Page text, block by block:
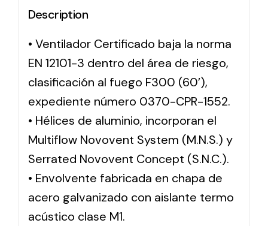
Description
• Ventilador Certificado baja la norma
EN 12101-3 dentro del área de riesgo,
clasificación al fuego F300 (60′),
expediente número 0370-CPR-1552.
• Hélices de aluminio, incorporan el
Multiflow Novovent System (M.N.S.) y
Serrated Novovent Concept (S.N.C.).
• Envolvente fabricada en chapa de
acero galvanizado con aislante termo
acústico clase M1.